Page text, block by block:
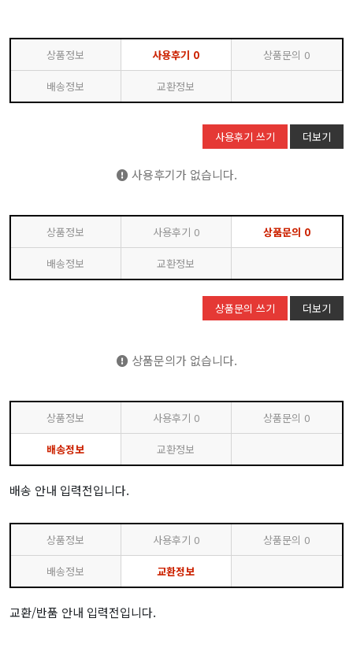
상품정보 사용후기 0 상품문의 0
배송정보 교환정보
사용후기 쓰기 더보기
사용후기가 없습니다.
상품정보 사용후기 0 상품문의 0
배송정보 교환정보
상품문의 쓰기 더보기
상품문의가 없습니다.
상품정보 사용후기 0 상품문의 0
배송정보 교환정보
배송 안내 입력전입니다.
상품정보 사용후기 0 상품문의 0
배송정보 교환정보
교환/반품 안내 입력전입니다.